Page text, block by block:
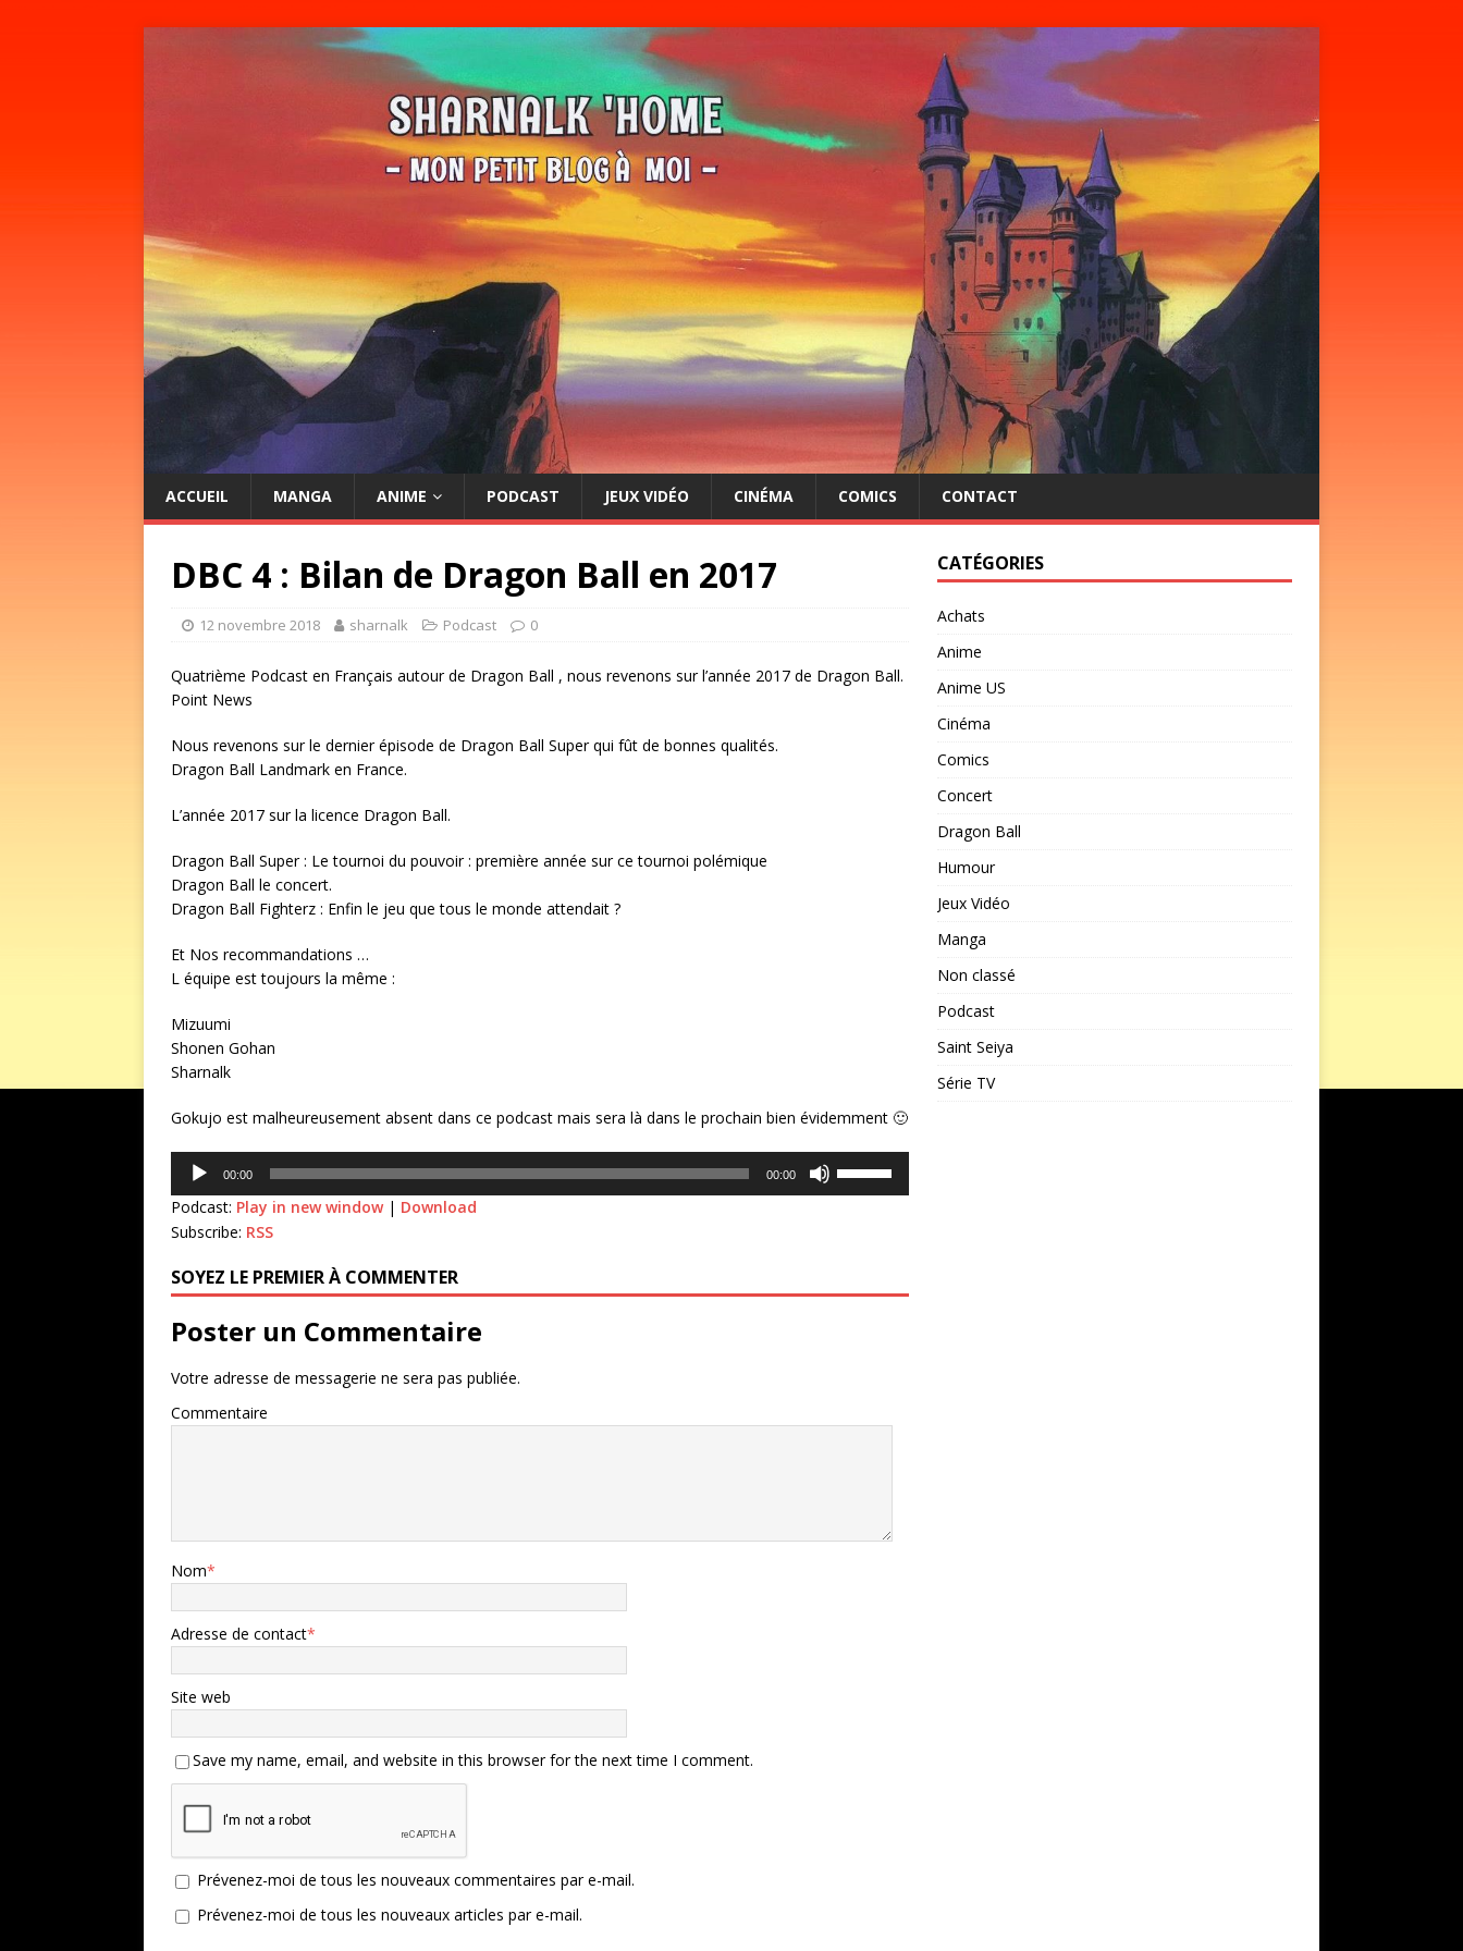
ACCUEIL MANGA ANIME PODCAST JEUX VIDÉO CINÉMA COMICS CONTACT
DBC 4 : Bilan de Dragon Ball en 2017
12 novembre 2018 sharnalk Podcast 0
Quatrième Podcast en Français autour de Dragon Ball , nous revenons sur l’année 2017 de Dragon Ball.
Point News
Nous revenons sur le dernier épisode de Dragon Ball Super qui fût de bonnes qualités.
Dragon Ball Landmark en France.
L’année 2017 sur la licence Dragon Ball.
Dragon Ball Super : Le tournoi du pouvoir : première année sur ce tournoi polémique
Dragon Ball le concert.
Dragon Ball Fighterz : Enfin le jeu que tous le monde attendait ?
Et Nos recommandations …
L équipe est toujours la même :
Mizuumi
Shonen Gohan
Sharnalk
Gokujo est malheureusement absent dans ce podcast mais sera là dans le prochain bien évidemment 🙂
Lecteur
audio
00:00 00:00
Podcast: Play in new window| Download
Subscribe: RSS
SOYEZ LE PREMIER À COMMENTER
Poster un Commentaire
Votre adresse de messagerie ne sera pas publiée.
Commentaire
Nom*
Adresse de contact*
Site web
Save my name, email, and website in this browser for the next time I comment.
Prévenez-moi de tous les nouveaux commentaires par e-mail.
Prévenez-moi de tous les nouveaux articles par e-mail.
CATÉGORIES
Achats
Anime
Anime US
Cinéma
Comics
Concert
Dragon Ball
Humour
Jeux Vidéo
Manga
Non classé
Podcast
Saint Seiya
Série TV